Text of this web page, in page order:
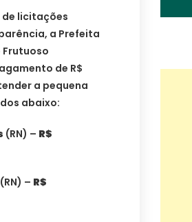
licitações
a Prefeita
de R$
a pequena
abaixo:
(RN) – R$
– R$